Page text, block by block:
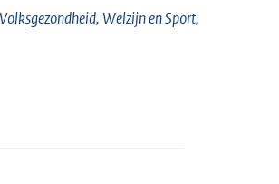
Welzijn en Sport,